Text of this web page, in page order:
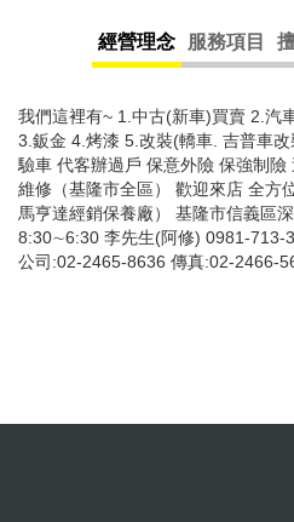
經營理念 服務項目
我們這裡有~ 1.中古(新車)買賣 2.汽
3.鈑金 4.烤漆 5.改裝(轎車. 吉普車
驗車 代客辦過戶 保意外險 保強制
維修（基隆市全區） 歡迎來店 全方
馬亨達經銷保養廠） 基隆市信義區
8:30∼6:30 李先生(阿修) 0981-713-
公司:02-2465-8636 傳真:02-2466-